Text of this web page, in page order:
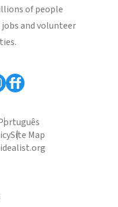
of people
and volunteer
Site Map